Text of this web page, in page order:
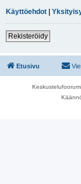
Käyttöehdot |
Rekisteröidy
Etusivu